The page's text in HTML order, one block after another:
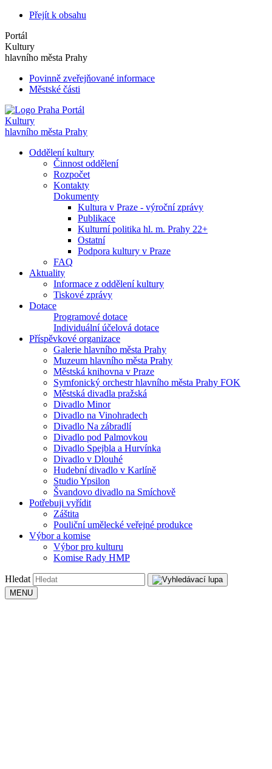
Přejít k obsahu
Portál
Kultury
hlavního města Prahy
Povinně zveřejňované informace
Městské části
Portál
Kultury
hlavního města Prahy
Oddělení kultury
Činnost oddělení
Rozpočet
Kontakty
Dokumenty
Kultura v Praze - výroční zprávy
Publikace
Kulturní politika hl. m. Prahy 22+
Ostatní
Podpora kultury v Praze
FAQ
Aktuality
Informace z oddělení kultury
Tiskové zprávy
Dotace
Programové dotace
Individuální účelová dotace
Příspěvkové organizace
Galerie hlavního města Prahy
Muzeum hlavního města Prahy
Městská knihovna v Praze
Symfonický orchestr hlavního města Prahy FOK
Městská divadla pražská
Divadlo Minor
Divadlo na Vinohradech
Divadlo Na zábradlí
Divadlo pod Palmovkou
Divadlo Spejbla a Hurvínka
Divadlo v Dlouhé
Hudební divadlo v Karlíně
Studio Ypsilon
Švandovo divadlo na Smíchově
Potřebuji vyřídit
Záštita
Pouliční umělecké veřejné produkce
Výbor a komise
Výbor pro kulturu
Komise Rady HMP
Hledat
MENU